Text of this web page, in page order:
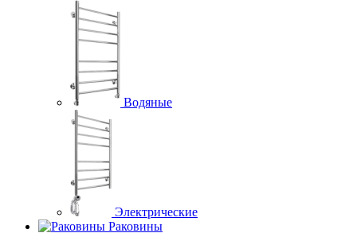
Водяные
Электрические
Раковины